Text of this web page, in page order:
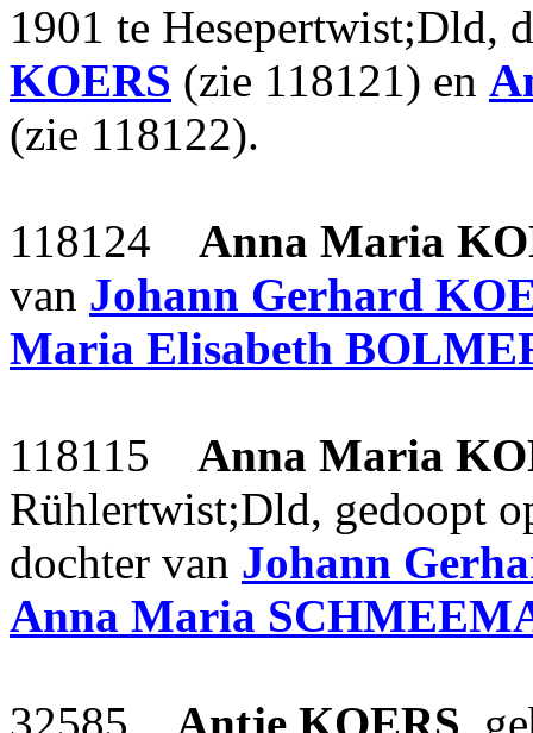
1901 te Hesepertwist;Dld,
KOERS (zie 118121) en
(zie 118122).
118124 Anna Maria
van Johann Gerhard
Maria Elisabeth
118115 Anna Maria
Rühlertwist;Dld, gedoopt
dochter van Johann
Anna Maria